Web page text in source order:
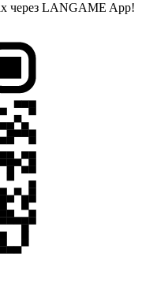
через LANGAME App!